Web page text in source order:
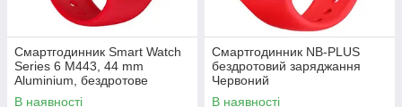
Смартгодинник Smart Watch
Series 6 M443, 44 mm
Aluminium, бездротове
заряджання розумний
В наявності
Смартгодинник NB-PLUS
бездротовий заряджання
Червоний
В наявності